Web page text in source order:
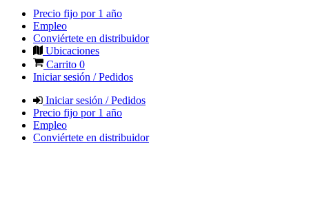
Precio fijo por 1 año
Empleo
Conviértete en distribuidor
Ubicaciones
Carrito 0
Iniciar sesión / Pedidos
Iniciar sesión / Pedidos
Precio fijo por 1 año
Empleo
Conviértete en distribuidor